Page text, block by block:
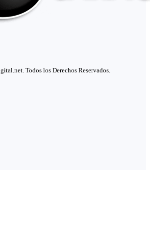
Todos los Derechos Reservados.